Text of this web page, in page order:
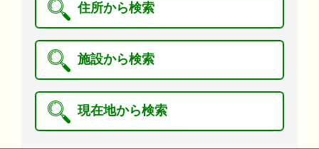
住所から検索
施設から検索
現在地から検索